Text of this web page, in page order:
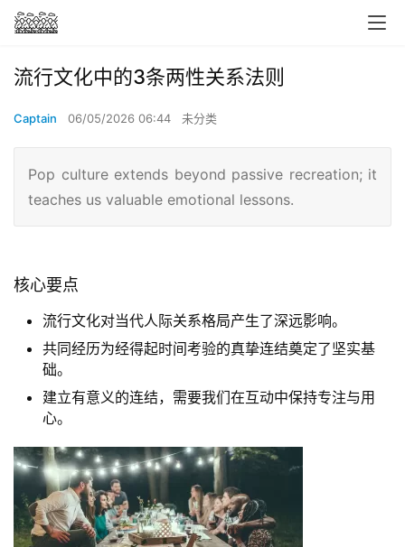
流行文化中的3条两性关系法则
Captain 06/05/2026 06:44 未分类
Pop culture extends beyond passive recreation; it
teaches us valuable emotional lessons.
核心要点
流行文化对当代人际关系格局产生了深远影响。
共同经历为经得起时间考验的真挚连结奠定了坚实基
础。
建立有意义的连结，需要我们在互动中保持专注与用
心。